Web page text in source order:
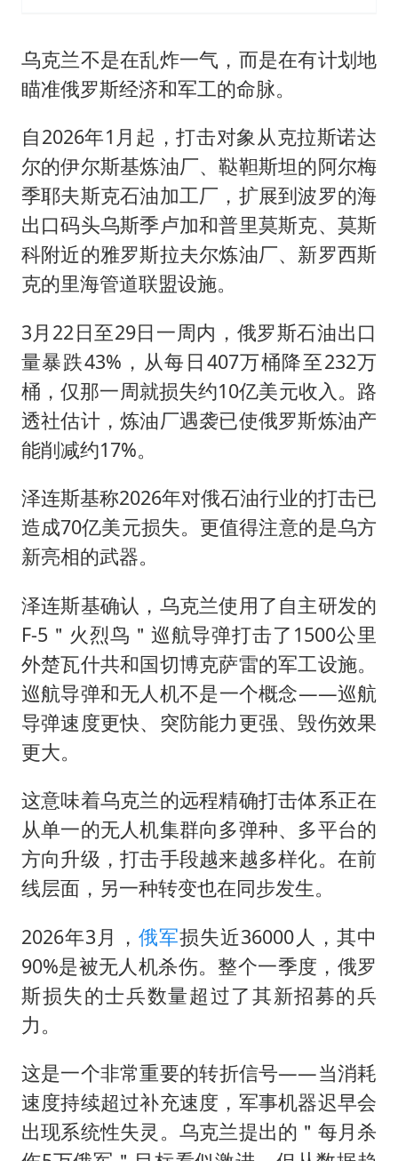
乌克兰不是在乱炸一气，而是在有计划地
瞄准俄罗斯经济和军工的命脉。
自2026年1月起，打击对象从克拉斯诺达
尔的伊尔斯基炼油厂、鞑靼斯坦的阿尔梅
季耶夫斯克石油加工厂，扩展到波罗的海
出口码头乌斯季卢加和普里莫斯克、莫斯
科附近的雅罗斯拉夫尔炼油厂、新罗西斯
克的里海管道联盟设施。
3月22日至29日一周内，俄罗斯石油出口
量暴跌43%，从每日407万桶降至232万
桶，仅那一周就损失约10亿美元收入。路
透社估计，炼油厂遇袭已使俄罗斯炼油产
能削减约17%。
泽连斯基称2026年对俄石油行业的打击已
造成70亿美元损失。更值得注意的是乌方
新亮相的武器。
泽连斯基确认，乌克兰使用了自主研发的
F-5＂火烈鸟＂巡航导弹打击了1500公里
外楚瓦什共和国切博克萨雷的军工设施。
巡航导弹和无人机不是一个概念——巡航
导弹速度更快、突防能力更强、毁伤效果
更大。
这意味着乌克兰的远程精确打击体系正在
从单一的无人机集群向多弹种、多平台的
方向升级，打击手段越来越多样化。在前
线层面，另一种转变也在同步发生。
2026年3月， 俄军损失近36000人，其中
90%是被无人机杀伤。整个一季度，俄罗
斯损失的士兵数量超过了其新招募的兵
力。
这是一个非常重要的转折信号——当消耗
速度持续超过补充速度，军事机器迟早会
出现系统性失灵。乌克兰提出的＂每月杀